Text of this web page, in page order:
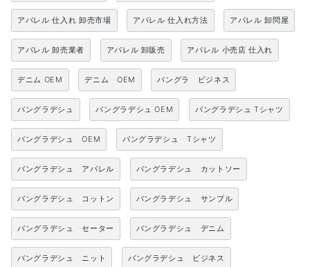
アパレル 仕入れ 卸売市場 アパレル 仕入れ方法 アパレル 卸問屋
アパレル 卸売業者 アパレル 卸販売 アパレル 小売店 仕入れ
デニム OEM デニム OEM バングラ ビジネス
バングラデシュ バングラデシュ OEM バングラデシュ Tシャツ
バングラデシュ OEM バングラデシュ Tシャツ
バングラデシュ アパレル バングラデシュ カットソー
バングラデシュ コットン バングラデシュ サンプル
バングラデシュ セーター バングラデシュ デニム
バングラデシュ ニット バングラデシュ ビジネス